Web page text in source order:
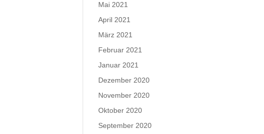
Mai 2021
April 2021
März 2021
Februar 2021
Januar 2021
Dezember 2020
November 2020
Oktober 2020
September 2020